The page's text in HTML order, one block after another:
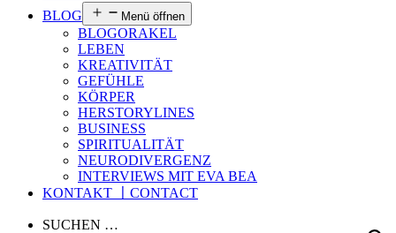
BLOG
Menü öffnen
BLOGORAKEL
LEBEN
KREATIVITÄT
GEFÜHLE
KÖRPER
HERSTORYLINES
BUSINESS
SPIRITUALITÄT
NEURODIVERGENZ
INTERVIEWS MIT EVA BEA
KONTAKT 〡CONTACT
SUCHEN …